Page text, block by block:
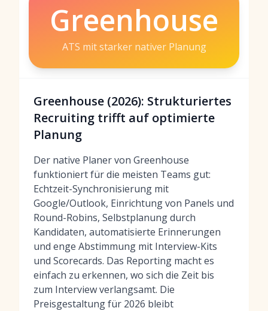
Greenhouse
ATS mit starker nativer Planung
Greenhouse (2026): Strukturiertes
Recruiting trifft auf optimierte
Planung
Der native Planer von Greenhouse
funktioniert für die meisten Teams gut:
Echtzeit-Synchronisierung mit
Google/Outlook, Einrichtung von Panels und
Round-Robins, Selbstplanung durch
Kandidaten, automatisierte Erinnerungen
und enge Abstimmung mit Interview-Kits
und Scorecards. Das Reporting macht es
einfach zu erkennen, wo sich die Zeit bis
zum Interview verlangsamt. Die
Preisgestaltung für 2026 bleibt